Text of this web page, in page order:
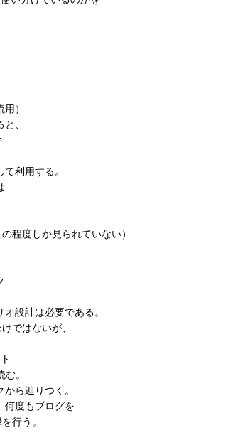
）
、
利用する。
度しか見られていない）
設計は必要である。
ではないが、
。
ら辿りつく。
何度もブログを
行う。